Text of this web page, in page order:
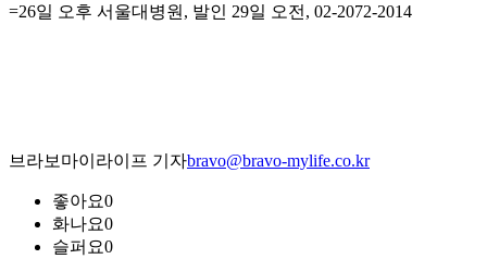
=26일 오후 서울대병원, 발인 29일 오전, 02-2072-2014
브라보마이라이프 기자bravo@bravo-mylife.co.kr
좋아요0
화나요0
슬퍼요0